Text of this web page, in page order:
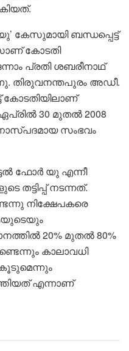
കേസുമായി ബന്ധപ്പെട്ട്
കോടതി
പ്രതി ശബരീനാഥ്
തിരുവനന്തപുരം അഡീ.
കോടതിയിലാണ്
30 മുതൽ 2008
സംഭവം
ഫോർ യു എന്നീ
തട്ടിപ്പ് നടന്നത്.
നിക്ഷേപകരെ
20% മുതൽ 80%
കാലാവധി
എന്നാണ്